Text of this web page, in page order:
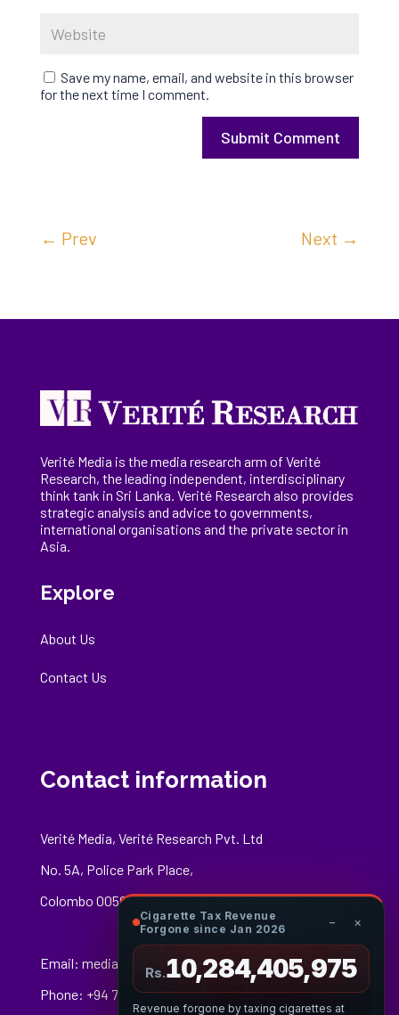
Save my name, email, and website in this browser
for the next time I comment.
Submit Comment
← Prev Next →
Verité Media is the media research arm of Verité
Research, theleading independent, interdisciplinary
think tank in Sri Lanka. Verité Research also provides
strategic analysis and advice to governments,
international organisations and the private sector in
Asia.
Explore
About Us
Contact Us
Contact information
Verité Media, Verité Research Pvt. Ltd
No. 5A, Police Park Place,
Colombo 00500
Email: media@veriteresearch.org
Phone: +94 76 148 8544
Cigarette Tax Revenue
Forgone since Jan 2026
− ×
Rs.10,284,406,195
Revenue forgone by taxing cigarettes at